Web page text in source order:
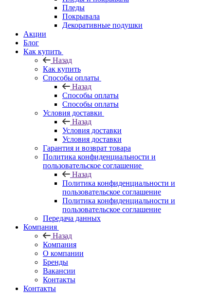
Пледы
Покрывала
Декоративные подушки
Акции
Блог
Как купить
Назад
Как купить
Способы оплаты
Назад
Способы оплаты
Способы оплаты
Условия доставки
Назад
Условия доставки
Условия доставки
Гарантия и возврат товара
Политика конфиденциальности и
пользовательское соглашение
Назад
Политика конфиденциальности и
пользовательское соглашение
Политика конфиденциальности и
пользовательское соглашение
Передача данных
Компания
Назад
Компания
О компании
Бренды
Вакансии
Контакты
Контакты